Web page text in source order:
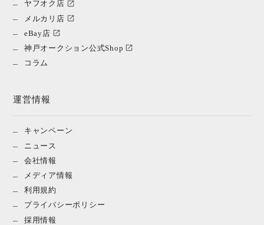
ヤフオク店
メルカリ店
eBay店
神戸オークション公式Shop
コラム
運営情報
キャンペーン
ニュース
会社情報
メディア情報
利用規約
プライバシーポリシー
採用情報